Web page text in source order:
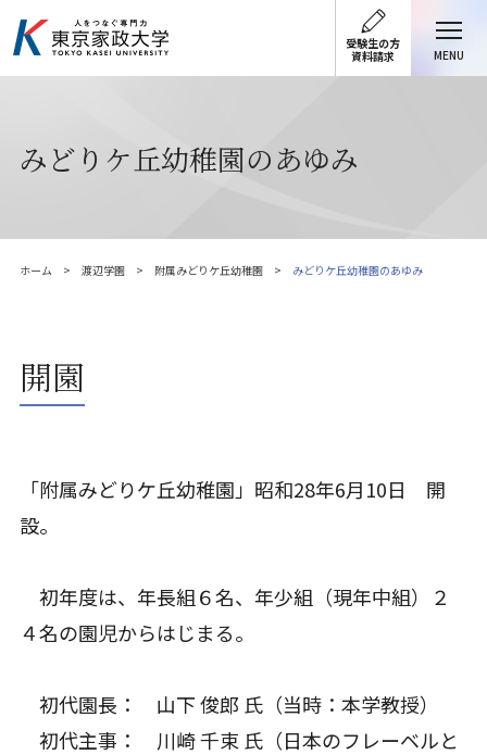
受験生の方
資料請求
MENU
みどりケ丘幼稚園のあゆみ
ホーム 渡辺学園 附属みどりケ丘幼稚園 みどりケ丘幼稚園のあゆみ
開園
「附属みどりケ丘幼稚園」昭和28年6月10日 開
設。
初年度は、年長組６名、年少組（現年中組）２
４名の園児からはじまる。
初代園長： 山下 俊郎 氏（当時：本学教授）
初代主事： 川崎 千束 氏（日本のフレーベルと